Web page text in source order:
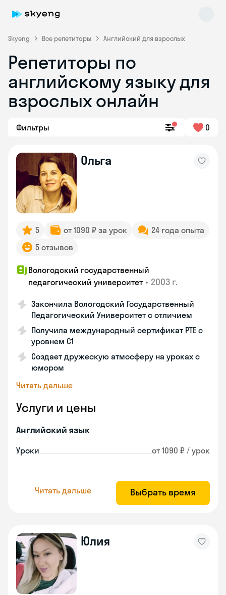
Skyeng Все репетиторы Английский для взрослых
Репетиторы по
английскому языку для
взрослых онлайн
Фильтры 0
Ольга
5 от 1090 ₽ за урок
24 года опыта
5 отзывов
Вологодский государственный
педагогический университет • 2003 г.
Закончила Вологодский Государственный
Педагогический Университет с отличием
Получила международный сертификат PTE с
уровнем C1
Создает дружескую атмосферу на уроках с
юмором
Читать дальше
Услуги и цены
Английский язык
Уроки от 1090 ₽ / урок
Читать дальше Выбрать время
Юлия
Skyeng Chat